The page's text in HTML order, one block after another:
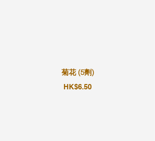
菊花 (5劑)
HK$6.50